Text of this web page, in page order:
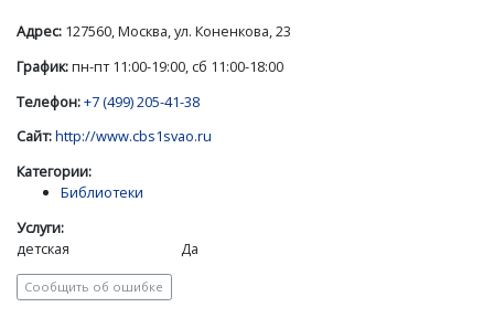
Адрес: 127560, Москва, ул. Коненкова, 23
График:пн-пт 11:00-19:00, сб 11:00-18:00
Телефон:+7 (499) 205-41-38
Сайт:http://www.cbs1svao.ru
Категории:
Библиотеки
Услуги:
детская
Да
Сообщить об ошибке